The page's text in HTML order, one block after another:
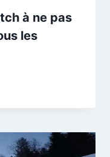
à ne pas
les